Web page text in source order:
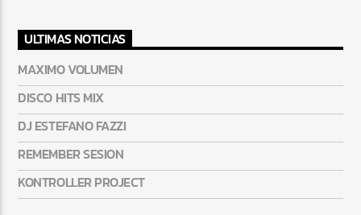
ULTIMAS NOTICIAS
MAXIMO VOLUMEN
DISCO HITS MIX
DJ ESTEFANO FAZZI
REMEMBER SESION
KONTROLLER PROJECT